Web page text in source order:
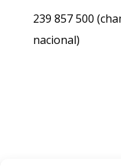
239 857 500
nacional)